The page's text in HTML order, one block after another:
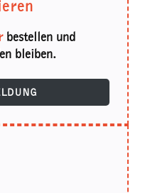
bestellen und
bleiben.